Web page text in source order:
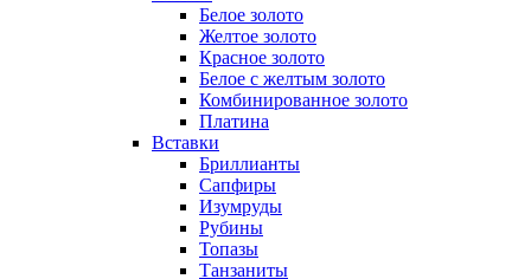
Белое золото
Желтое золото
Красное золото
Белое с желтым золото
Комбинированное золото
Платина
Вставки
Бриллианты
Сапфиры
Изумруды
Рубины
Топазы
Танзаниты